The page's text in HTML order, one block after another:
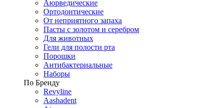
Аюрведические
Ортодонтические
От неприятного запаха
Пасты с золотом и серебром
Для животных
Гели для полости рта
Порошки
Антибактериальные
Наборы
По Бренду
Revyline
Aashadent